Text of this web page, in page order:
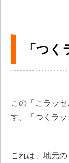
「つく
この「こラッ
す。「つくラッ
これは、地元